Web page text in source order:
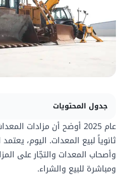
جدول المحتويات
عام 2025 أوضح أن مزادات
ثانوياً لبيع المعدات. اليوم،
وأصحاب المعدات والتجّار على
ومباشرة للبيع والشراء.